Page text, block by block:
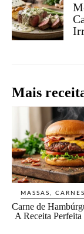
Mais
MASSAS,
Carne de
A Receita Perfeita